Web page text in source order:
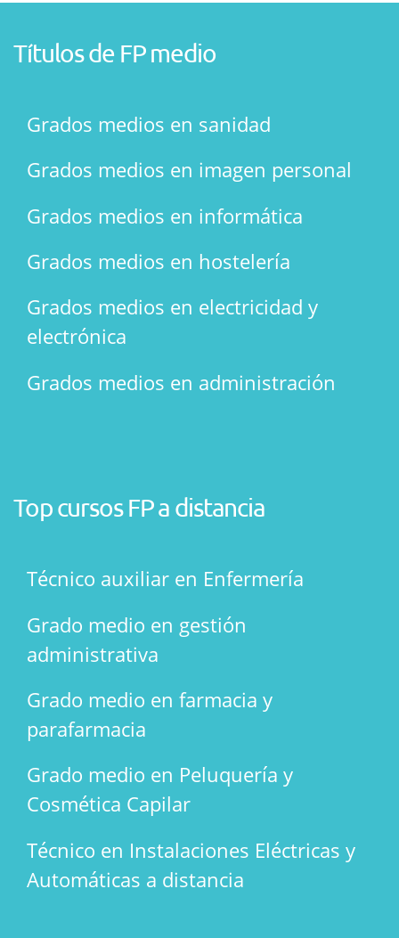
Títulos de FP medio
Grados medios en sanidad
Grados medios en imagen personal
Grados medios en informática
Grados medios en hostelería
Grados medios en electricidad y
electrónica
Grados medios en administración
Top cursos FP a distancia
Técnico auxiliar en Enfermería
Grado medio en gestión
administrativa
Grado medio en farmacia y
parafarmacia
Grado medio en Peluquería y
Cosmética Capilar
Técnico en Instalaciones Eléctricas y
Automáticas a distancia